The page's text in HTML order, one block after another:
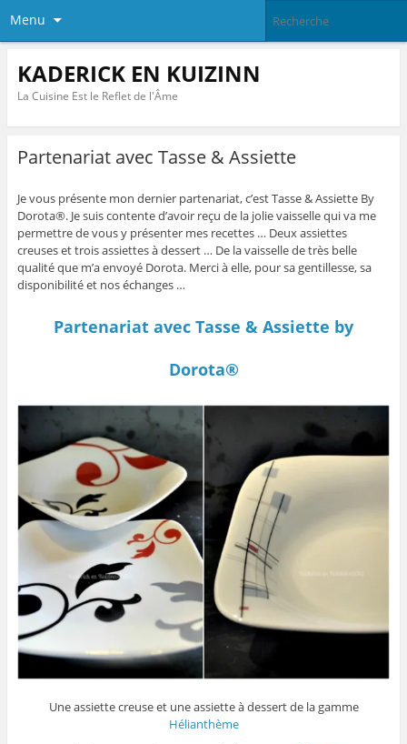
Menu
KADERICK EN KUIZINN
La Cuisine Est le Reflet de l'Âme
Partenariat avec Tasse & Assiette
Je vous présente mon dernier partenariat, c’est Tasse & Assiette By
Dorota®. Je suis contente d’avoir reçu de la jolie vaisselle qui va me
permettre de vous y présenter mes recettes … Deux assiettes
creuses et trois assiettes à dessert … De la vaisselle de très belle
qualité que m’a envoyé Dorota. Merci à elle, pour sa gentillesse, sa
disponibilité et nos échanges …
Partenariat avec Tasse & Assiette by
Dorota®
Une assiette creuse et une assiette à dessert de la gamme
Hélianthème